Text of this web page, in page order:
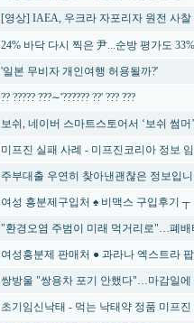
[영상] IAEA, 우크라 자포리자 원전 사
24% 바닥 다시 찍은 尹...순방 평가도
'일본 무비자 개인여행 허용될까?'
?? ????? ???∼'?????? ??' ??? ???
보쉬, 네이버 스마트스토어서 ‘보쉬 썸
미프진 실패 사례 - 미프진코리아 정보
주부대출 우연히 찾아낸괜찮은 정보입
여성 흥분제구입처 ♠ 비맥스 구입후기 ┬
"환경오염 주범이 미래 먹거리로"…폐배
여성흥분제 판매처 ● 과라나 엑스트라
쌍방울 "쌍용차 포기 안했다"…마감일에
초기임신낙태 - 먹는 낙태약 정품 미프진